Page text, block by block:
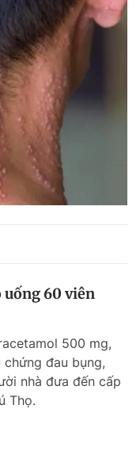
uống 60 viên
500 mg,
đau bụng,
nhà đưa đến cấp
Thọ.